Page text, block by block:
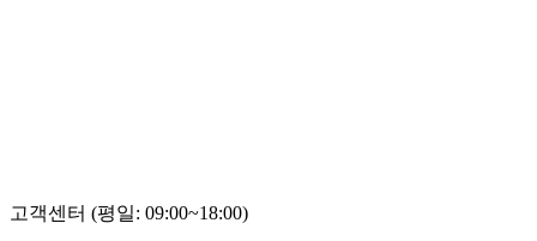
고객센터 (평일: 09:00~18:00)